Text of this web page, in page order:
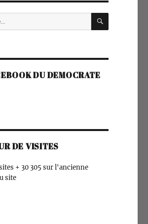
DU DEMOCRATE
DE VISITES
+ 30 305 sur l'ancienne
site